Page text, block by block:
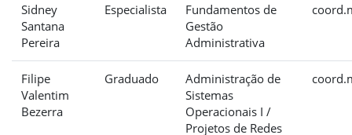
Sidney
Santana
Pereira
Especialista
Fundamentos de
Gestão
Administrativa
Filipe
Valentim
Bezerra
Graduado
Administração de
Sistemas
Operacionais I /
Projetos de Redes